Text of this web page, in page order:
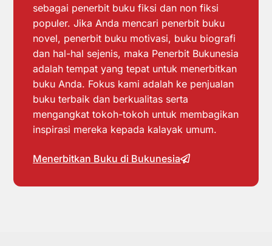
sebagai penerbit buku fiksi dan non fiksi
populer. Jika Anda mencari penerbit buku
novel, penerbit buku motivasi, buku biografi
dan hal-hal sejenis, maka Penerbit Bukunesia
adalah tempat yang tepat untuk menerbitkan
buku Anda. Fokus kami adalah ke penjualan
buku terbaik dan berkualitas serta
mengangkat tokoh-tokoh untuk membagikan
inspirasi mereka kepada kalayak umum.
Menerbitkan Buku di Bukunesia